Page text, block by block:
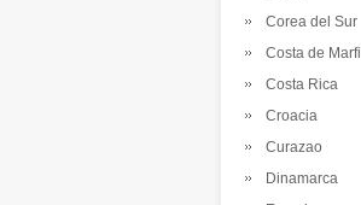
Corea del Sur
Costa de Marfil
Costa Rica
Croacia
Curazao
Dinamarca